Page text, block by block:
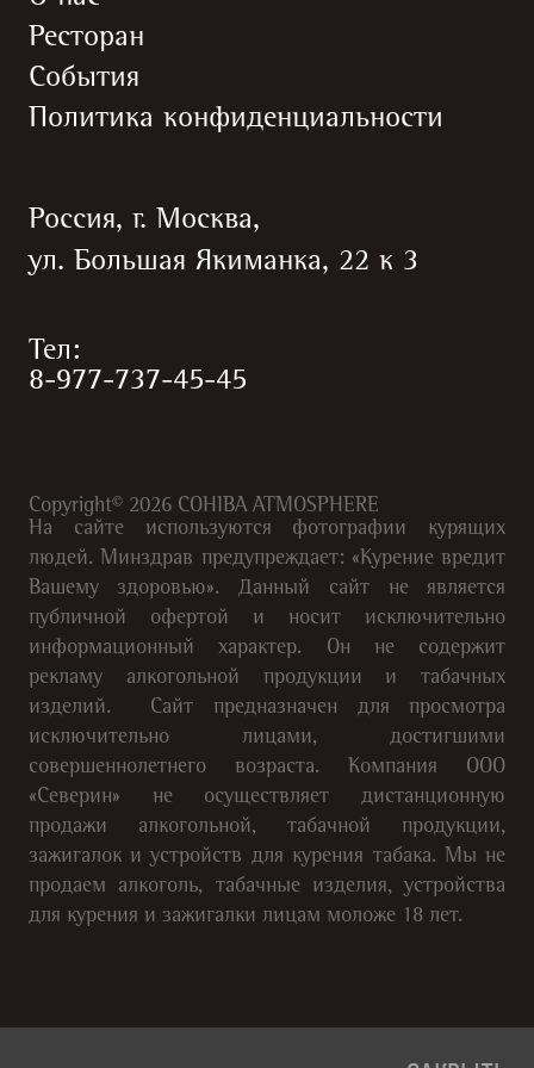
Ресторан
События
Политика конфиденциальности
Россия, г. Москва,
ул. Большая Якиманка, 22 к 3
Тел:
8-977-737-45-45
Copyright© 2026COHIBA ATMOSPHERE
На сайте используются фотографии курящих
людей. Минздрав предупреждает: «Курение вредит
Вашему здоровью». Данный сайт не является
публичной офертой и носит исключительно
информационный характер. Он не содержит
рекламу алкогольной продукции и табачных
изделий. Сайт предназначен для просмотра
исключительно лицами, достигшими
совершеннолетнего возраста. Компания ООО
«Северин» не осуществляет дистанционную
продажи алкогольной, табачной продукции,
зажигалок и устройств для курения табака. Мы не
продаем алкоголь, табачные изделия, устройства
для курения и зажигалки лицам моложе 18 лет.